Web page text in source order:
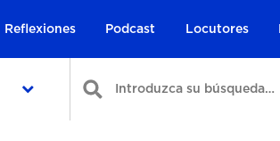
Reflexiones Podcast Locutores